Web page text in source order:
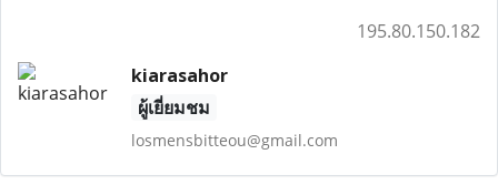
195.80.150.182
kiarasahor
ผู้เยี่ยมชม
losmensbitteou@gmail.com